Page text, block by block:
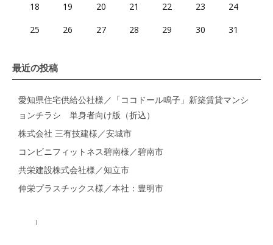
18
19 20 21 22 23
24
25
26 27 28 29 30 31
最近の投稿
愛知県住宅供給公社様／「ココドール鳴子」新築賃貸マンシ
ョンチラシ 単身者向け版（折込）
株式会社 三有技建様／安城市
コンビニフィットネス碧南様／碧南市
共栄建設株式会社様／知立市
伸栄プラスチックス様／本社：豊明市